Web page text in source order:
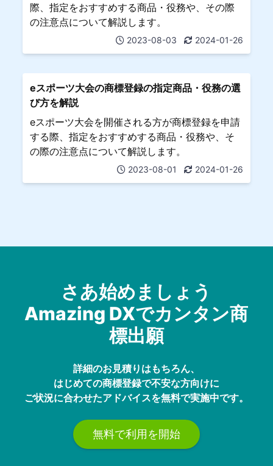
際、指定をおすすめする商品・役務や、その際
の注意点について解説します。
2023-08-03 2024-01-26
eスポーツ大会の商標登録の指定商品・役務の選
び方を解説
eスポーツ大会を開催される方が商標登録を申請
する際、指定をおすすめする商品・役務や、そ
の際の注意点について解説します。
2023-08-01 2024-01-26
さあ始めましょう
Amazing DXでカンタン商
標出願
詳細のお見積りはもちろん、
はじめての商標登録で不安な方向けに
ご状況に合わせたアドバイスを無料で実施中です。
無料で利用を開始